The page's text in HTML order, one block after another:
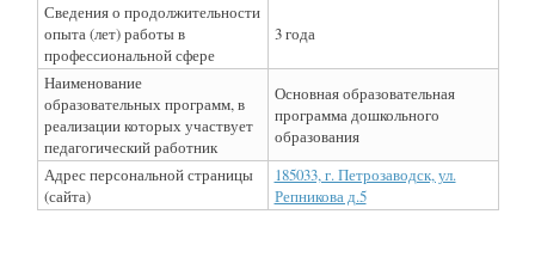
Сведения о продолжительности
опыта (лет) работы в
профессиональной сфере
3 года
Наименование
образовательных программ, в
реализации которых участвует
педагогический работник
Основная образовательная
программа дошкольного
образования
Адрес персональной страницы
(сайта)
185033, г. Петрозаводск, ул.
Репникова д.5